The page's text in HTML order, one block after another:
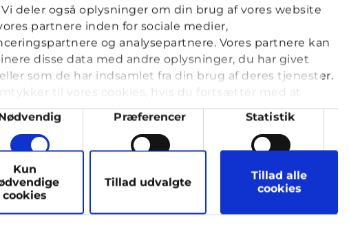
deler også oplysninger om din brug af vores website
partnere inden for sociale medier,
og analysepartnere. Vores partnere kan
disse data med andre oplysninger, du har givet
som de har indsamlet fra din brug af deres tjenester.
til vores cookies, hvis du fortsætter med at
vores hjemmeside.
Præferencer Statistik
Kun
cookies
Tillad udvalgte
Tillad alle
cookies
#Seksualitet Af Hans 13 år · 3 år 2 måneder siden